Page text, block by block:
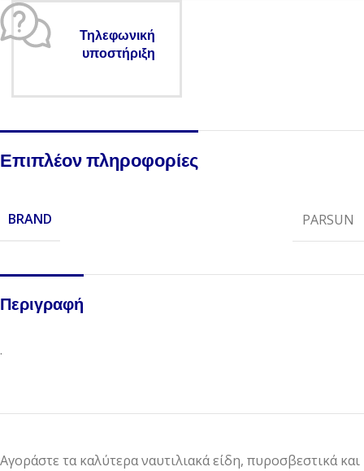
Τηλεφωνική
υποστήριξη
Επιπλέον πληροφορίες
BRAND PARSUN
Περιγραφή
.
Αγοράστε τα καλύτερα ναυτιλιακά είδη, πυροσβεστικά και